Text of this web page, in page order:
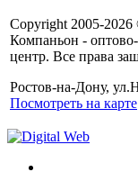
Copyright 2005-
Компаньон -
центр. Все права
Ростов-на-Дону,
Посмотреть на карте